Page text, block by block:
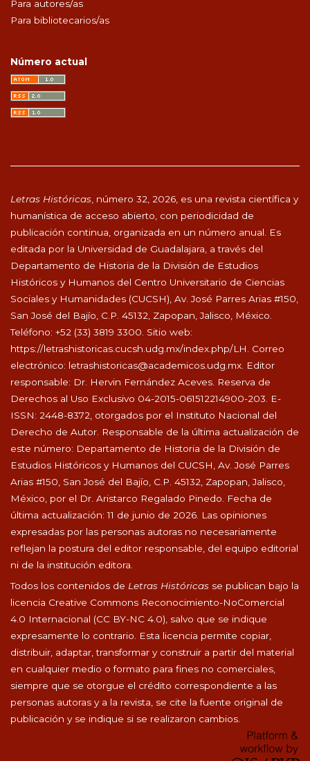
Para autores/as
Para bibliotecarios/as
Número actual
Letras Históricas , número 32, 2026, es una revista científica y
humanística de acceso abierto, con periodicidad de
publicación continua, organizada en un número anual. Es
editada por la Universidad de Guadalajara, a través del
Departamento de Historia de la División de Estudios
Históricos y Humanos del Centro Universitario de Ciencias
Sociales y Humanidades (CUCSH), Av. José Parres Arias #150,
San José del Bajío, C.P. 45132, Zapopan, Jalisco, México.
Teléfono: +52 (33) 3819 3300. Sitio web:
https://letrashistoricas.cucsh.udg.mx/index.php/LH
. Correo
electrónico: letrashistoricas@academicos.udg.mx . Editor
responsable: Dr. Hervin Fernández Aceves. Reserva de
Derechos al Uso Exclusivo 04-2015-061512214900-203. E-
ISSN: 2448-8372, otorgados por el Instituto Nacional del
Derecho de Autor. Responsable de la última actualización de
este número: Departamento de Historia de la División de
Estudios Históricos y Humanos del CUCSH, Av. José Parres
Arias #150, San José del Bajío, C.P. 45132, Zapopan, Jalisco,
México, por el Dr. Aristarco Regalado Pinedo. Fecha de
última actualización: 11 de junio de 2026. Las opiniones
expresadas por las personas autoras no necesariamente
reflejan la postura del editor responsable, del equipo editorial
ni de la institución editora.
Todos los contenidos de Letras Históricas se publican bajo la
licencia Creative Commons Reconocimiento-NoComercial
4.0 Internacional (CC BY-NC 4.0), salvo que se indique
expresamente lo contrario. Esta licencia permite copiar,
distribuir, adaptar, transformar y construir a partir del material
en cualquier medio o formato para fines no comerciales,
siempre que se otorgue el crédito correspondiente a las
personas autoras y a la revista, se cite la fuente original de
publicación y se indique si se realizaron cambios.